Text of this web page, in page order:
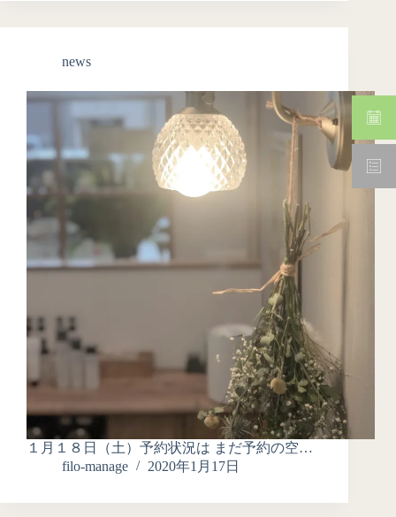
news
１月１８日（土）予約状況は まだ予約の空…
filo-manage
2020年1月17日